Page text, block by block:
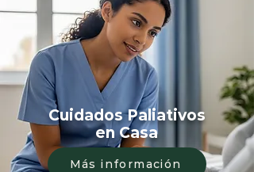
Cuidados Paliativos
en Casa
Más información